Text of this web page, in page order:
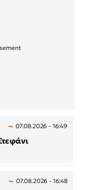
07.08.2026 - 16:49
07.08.2026 - 16:48